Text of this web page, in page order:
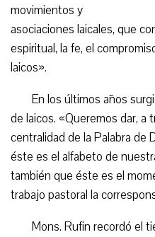
movimientos y
asociaciones laicales, que
espiritual, la fe, el
laicos».
En los últimos años
de laicos. «Queremos dar, a
centralidad de la Palabra de
éste es el alfabeto de
también que éste es el
trabajo pastoral la
Mons. Rufin recordó el